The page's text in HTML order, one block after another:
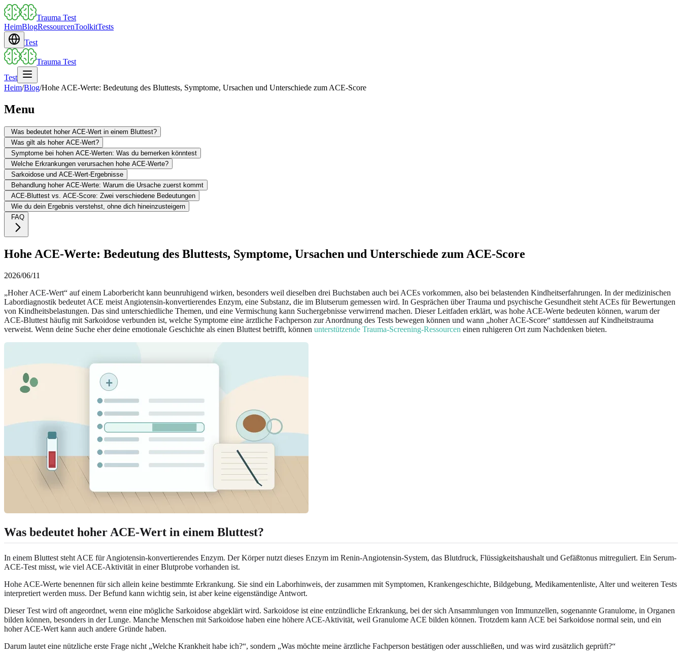
Trauma Test
HeimBlogRessourcenToolkitTests
Test
Trauma Test
Test
Heim/Blog/Hohe ACE-Werte: Bedeutung des Bluttests, Symptome, Ursachen und Unterschiede zum ACE-Score
Menu
Was bedeutet hoher ACE-Wert in einem Bluttest?
Was gilt als hoher ACE-Wert?
Symptome bei hohen ACE-Werten: Was du bemerken könntest
Welche Erkrankungen verursachen hohe ACE-Werte?
Sarkoidose und ACE-Wert-Ergebnisse
Behandlung hoher ACE-Werte: Warum die Ursache zuerst kommt
ACE-Bluttest vs. ACE-Score: Zwei verschiedene Bedeutungen
Wie du dein Ergebnis verstehst, ohne dich hineinzusteigern
FAQ
Hohe ACE-Werte: Bedeutung des Bluttests, Symptome, Ursachen und Unterschiede zum ACE-Score
2026/06/11
„Hoher ACE-Wert“ auf einem Laborbericht kann beunruhigend wirken, besonders weil dieselben drei Buchstaben auch bei ACEs vorkommen, also bei belastenden Kindheitserfahrungen. In der medizinischen
Labordiagnostik bedeutet ACE meist Angiotensin-konvertierendes Enzym, eine Substanz, die im Blutserum gemessen wird. In Gesprächen über Trauma und psychische Gesundheit steht ACEs für Bewertungen
von Kindheitsbelastungen. Das sind unterschiedliche Themen, und eine Vermischung kann Suchergebnisse verwirrend machen. Dieser Leitfaden erklärt, was hohe ACE-Werte bedeuten können, warum der
ACE-Bluttest häufig mit Sarkoidose verbunden ist, welche Symptome eine ärztliche Fachperson zur Anordnung des Tests bewegen können und wann „hoher ACE-Score“ stattdessen auf Kindheitstrauma
verweist. Wenn deine Suche eher deine emotionale Geschichte als einen Bluttest betrifft, können unterstützende Trauma-Screening-Ressourcen einen ruhigeren Ort zum Nachdenken bieten.
Was bedeutet hoher ACE-Wert in einem Bluttest?
In einem Bluttest steht ACE für Angiotensin-konvertierendes Enzym. Der Körper nutzt dieses Enzym im Renin-Angiotensin-System, das Blutdruck, Flüssigkeitshaushalt und Gefäßtonus mitreguliert. Ein Serum-
ACE-Test misst, wie viel ACE-Aktivität in einer Blutprobe vorhanden ist.
Hohe ACE-Werte benennen für sich allein keine bestimmte Erkrankung. Sie sind ein Laborhinweis, der zusammen mit Symptomen, Krankengeschichte, Bildgebung, Medikamentenliste, Alter und weiteren Tests
interpretiert werden muss. Der Befund kann wichtig sein, ist aber keine eigenständige Antwort.
Dieser Test wird oft angeordnet, wenn eine mögliche Sarkoidose abgeklärt wird. Sarkoidose ist eine entzündliche Erkrankung, bei der sich Ansammlungen von Immunzellen, sogenannte Granulome, in Organen
bilden können, besonders in der Lunge. Manche Menschen mit Sarkoidose haben eine höhere ACE-Aktivität, weil Granulome ACE bilden können. Trotzdem kann ACE bei Sarkoidose normal sein, und ein
hoher ACE-Wert kann auch andere Gründe haben.
Darum lautet eine nützliche erste Frage nicht „Welche Krankheit habe ich?“, sondern „Was möchte meine ärztliche Fachperson bestätigen oder ausschließen, und was wird zusätzlich geprüft?“